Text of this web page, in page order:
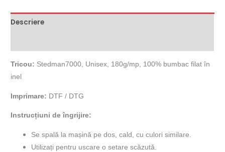
Descriere
Tricou: Stedman7000, Unisex, 180g/mp, 100% bumbac filat în
inel
Imprimare: DTF / DTG
Instrucțiuni de îngrijire:
Se spală la mașină pe dos, cald, cu culori similare.
Utilizați pentru uscare o setare scăzută.